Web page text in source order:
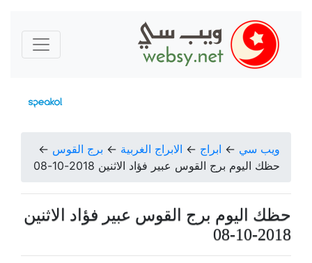
ويب سي ← ابراج ← الابراج الغربية ← برج القوس ←
حظك اليوم برج القوس عبير فؤاد الاثنين 2018-10-08
حظك اليوم برج القوس عبير فؤاد الاثنين
2018-10-08